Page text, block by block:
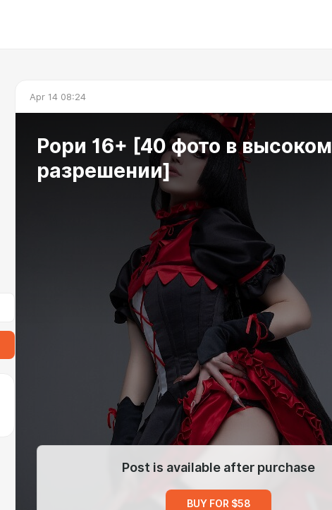
Apr 14 08:24
Рори 16+ [40 фото в высоком
разрешении]
Post is available after purchase
BUY FOR $58